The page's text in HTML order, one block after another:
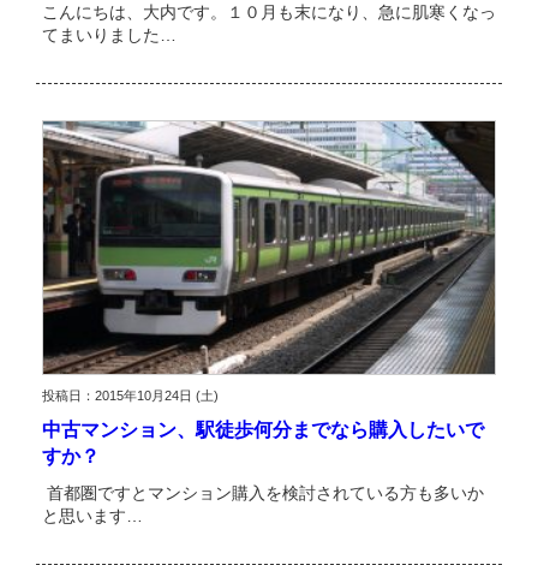
こんにちは、大内です。１０月も末になり、急に肌寒くなっ
てまいりました…
投稿日：2015年10月24日 (土)
中古マンション、駅徒歩何分までなら購入したいで
すか？
首都圏ですとマンション購入を検討されている方も多いか
と思います…